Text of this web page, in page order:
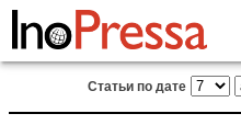
Статьи по дате